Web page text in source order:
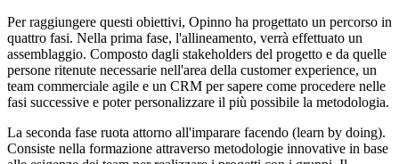
Per raggiungere questi obiettivi, Opinno ha progettato un percorso in
quattro fasi. Nella prima fase, l'allineamento, verrà effettuato un
assemblaggio. Composto dagli stakeholders del progetto e da quelle
persone ritenute necessarie nell'area della customer experience, un
team commerciale agile e un CRM per sapere come procedere nelle
fasi successive e poter personalizzare il più possibile la metodologia.
La seconda fase ruota attorno all'imparare facendo (learn by doing).
Consiste nella formazione attraverso metodologie innovative in base